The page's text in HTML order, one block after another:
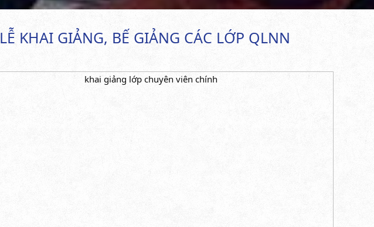
LỄ KHAI GIẢNG, BẾ GIẢNG CÁC LỚP QLNN